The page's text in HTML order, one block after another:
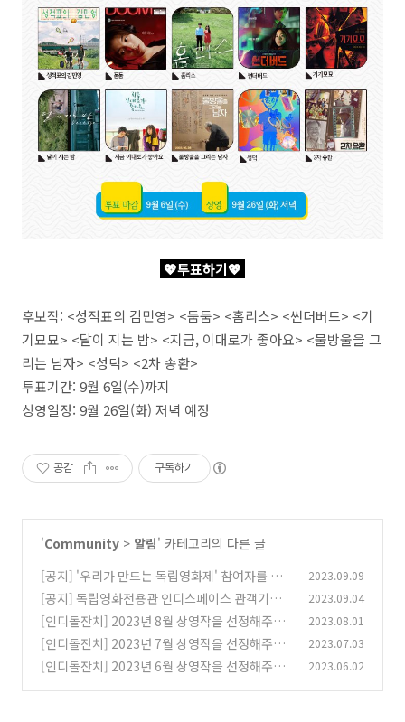
💖투표하기💖
후보작: <성적표의 김민영> <둠둠> <홈리스> <썬더버드> <기
기묘묘> <달이 지는 밤> <지금, 이대로가 좋아요> <물방울을 그
리는 남자> <성덕> <2차 송환>
투표기간: 9월 6일(수)까지
상영일정: 9월 26일(화) 저녁 예정
공감 구독하기
'Community > 알림' 카테고리의 다른 글
[공지] '우리가 만드는 독립영화제' 참여자를 모
집합니다
(0)
2023.09.09
[공지] 독립영화전용관 인디스페이스 관객기자
단 인디즈 20기 모집
(1)
2023.09.04
[인디돌잔치] 2023년 8월 상영작을 선정해주세
요
(0)
2023.08.01
[인디돌잔치] 2023년 7월 상영작을 선정해주세
요
(0)
2023.07.03
[인디돌잔치] 2023년 6월 상영작을 선정해주세
2023.06.02